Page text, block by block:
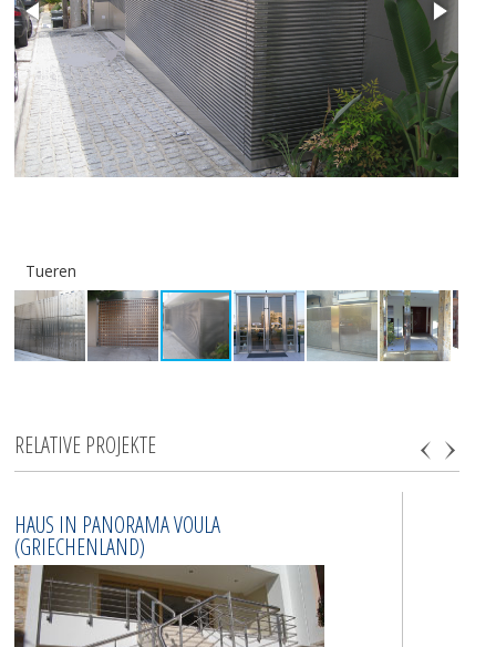
Tueren
RELATIVE PROJEKTE
HAUS IN PANORAMA VOULA
(GRIECHENLAND)